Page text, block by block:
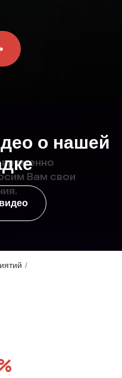
о нашей
/